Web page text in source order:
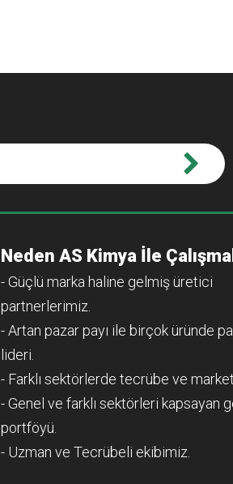
Neden AS Kimya İle
- Güçlü marka haline gelmiş üretici
partnerlerimiz.
- Artan pazar payı ile birçok üründe
lideri.
- Farklı sektörlerde tecrübe ve
- Genel ve farklı sektörleri kapsayan
portföyü.
- Uzman ve Tecrübeli ekibimiz.